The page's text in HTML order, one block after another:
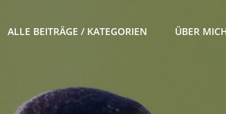
ALLE BEITRÄGE / KATEGORIEN ÜBER